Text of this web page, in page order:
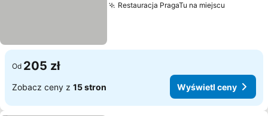
Restauracja PragaTu na miejscu
Od 205 zł
Zobacz ceny z 15 stron Wyświetl ceny